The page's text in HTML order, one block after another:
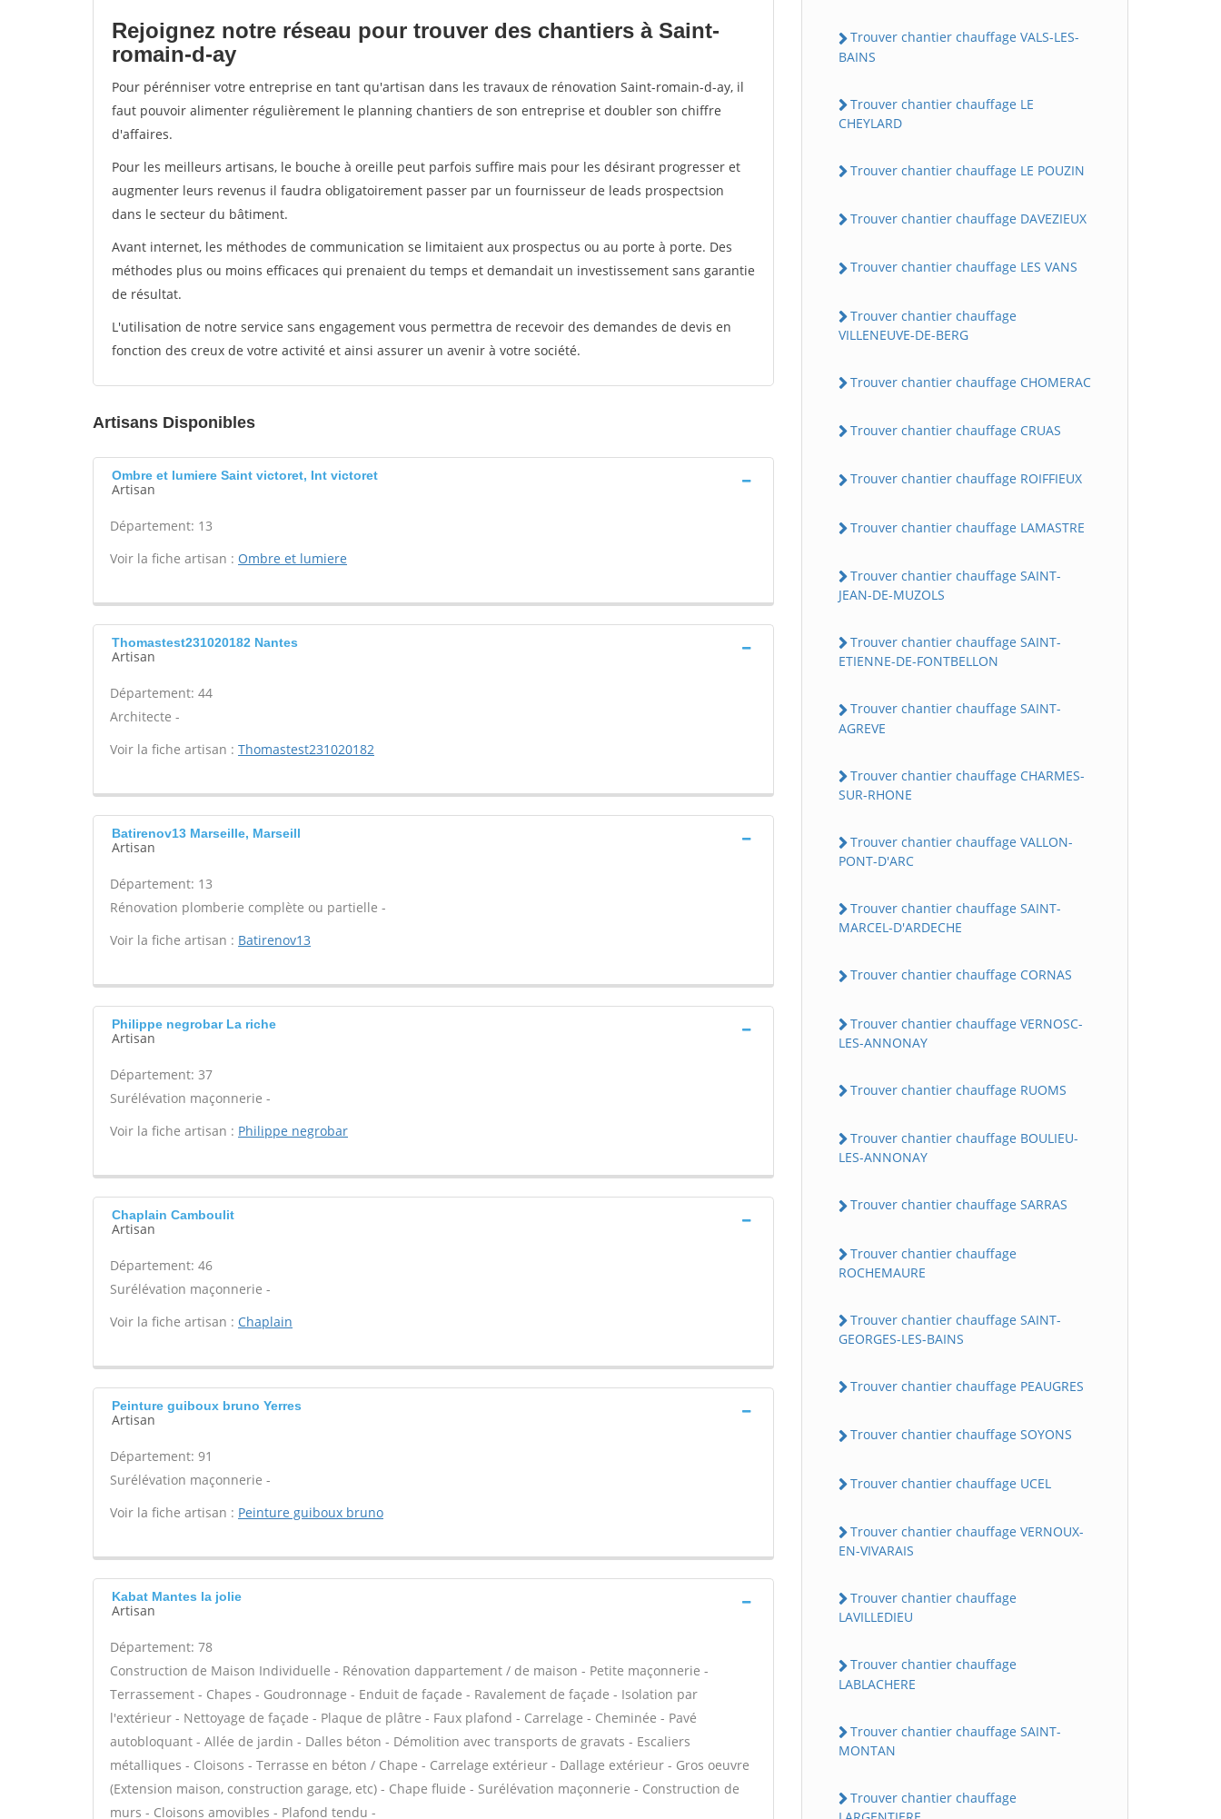
Rejoignez notre réseau pour trouver des chantiers à Saint-
romain-d-ay
Pour pérénniser votre entreprise en tant qu'artisan dans les travaux de rénovation Saint-romain-d-ay, il
faut pouvoir alimenter régulièrement le planning chantiers de son entreprise et doubler son chiffre
d'affaires.
Pour les meilleurs artisans, le bouche à oreille peut parfois suffire mais pour les désirant progresser et
augmenter leurs revenus il faudra obligatoirement passer par un fournisseur de leads prospectsion
dans le secteur du bâtiment.
Avant internet, les méthodes de communication se limitaient aux prospectus ou au porte à porte. Des
méthodes plus ou moins efficaces qui prenaient du temps et demandait un investissement sans garantie
de résultat.
L'utilisation de notre service sans engagement vous permettra de recevoir des demandes de devis en
fonction des creux de votre activité et ainsi assurer un avenir à votre société.
Artisans Disponibles
Ombre et lumiere Saint victoret, Int victoret
Artisan
Département: 13
Voir la fiche artisan : Ombre et lumiere
Thomastest231020182 Nantes
Artisan
Département: 44
Architecte -
Voir la fiche artisan : Thomastest231020182
Batirenov13 Marseille, Marseill
Artisan
Département: 13
Rénovation plomberie complète ou partielle -
Voir la fiche artisan : Batirenov13
Philippe negrobar La riche
Artisan
Département: 37
Surélévation maçonnerie -
Voir la fiche artisan : Philippe negrobar
Chaplain Camboulit
Artisan
Département: 46
Surélévation maçonnerie -
Voir la fiche artisan : Chaplain
Peinture guiboux bruno Yerres
Artisan
Département: 91
Surélévation maçonnerie -
Voir la fiche artisan : Peinture guiboux bruno
Kabat Mantes la jolie
Artisan
Département: 78
Construction de Maison Individuelle - Rénovation dappartement / de maison - Petite maçonnerie -
Terrassement - Chapes - Goudronnage - Enduit de façade - Ravalement de façade - Isolation par
l'extérieur - Nettoyage de façade - Plaque de plâtre - Faux plafond - Carrelage - Cheminée - Pavé
autobloquant - Allée de jardin - Dalles béton - Démolition avec transports de gravats - Escaliers
métalliques - Cloisons - Terrasse en béton / Chape - Carrelage extérieur - Dallage extérieur - Gros oeuvre
(Extension maison, construction garage, etc) - Chape fluide - Surélévation maçonnerie - Construction de
murs - Cloisons amovibles - Plafond tendu -
Trouver chantier chauffage VALS-LES-
BAINS
Trouver chantier chauffage LE
CHEYLARD
Trouver chantier chauffage LE POUZIN
Trouver chantier chauffage DAVEZIEUX
Trouver chantier chauffage LES VANS
Trouver chantier chauffage
VILLENEUVE-DE-BERG
Trouver chantier chauffage CHOMERAC
Trouver chantier chauffage CRUAS
Trouver chantier chauffage ROIFFIEUX
Trouver chantier chauffage LAMASTRE
Trouver chantier chauffage SAINT-
JEAN-DE-MUZOLS
Trouver chantier chauffage SAINT-
ETIENNE-DE-FONTBELLON
Trouver chantier chauffage SAINT-
AGREVE
Trouver chantier chauffage CHARMES-
SUR-RHONE
Trouver chantier chauffage VALLON-
PONT-D'ARC
Trouver chantier chauffage SAINT-
MARCEL-D'ARDECHE
Trouver chantier chauffage CORNAS
Trouver chantier chauffage VERNOSC-
LES-ANNONAY
Trouver chantier chauffage RUOMS
Trouver chantier chauffage BOULIEU-
LES-ANNONAY
Trouver chantier chauffage SARRAS
Trouver chantier chauffage
ROCHEMAURE
Trouver chantier chauffage SAINT-
GEORGES-LES-BAINS
Trouver chantier chauffage PEAUGRES
Trouver chantier chauffage SOYONS
Trouver chantier chauffage UCEL
Trouver chantier chauffage VERNOUX-
EN-VIVARAIS
Trouver chantier chauffage
LAVILLEDIEU
Trouver chantier chauffage
LABLACHERE
Trouver chantier chauffage SAINT-
MONTAN
Trouver chantier chauffage